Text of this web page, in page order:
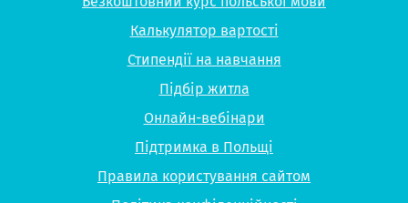
Калькулятор вартості
Стипендії на навчання
Підбір житла
Онлайн-вебінари
Підтримка в Польщі
Правила користування сайтом